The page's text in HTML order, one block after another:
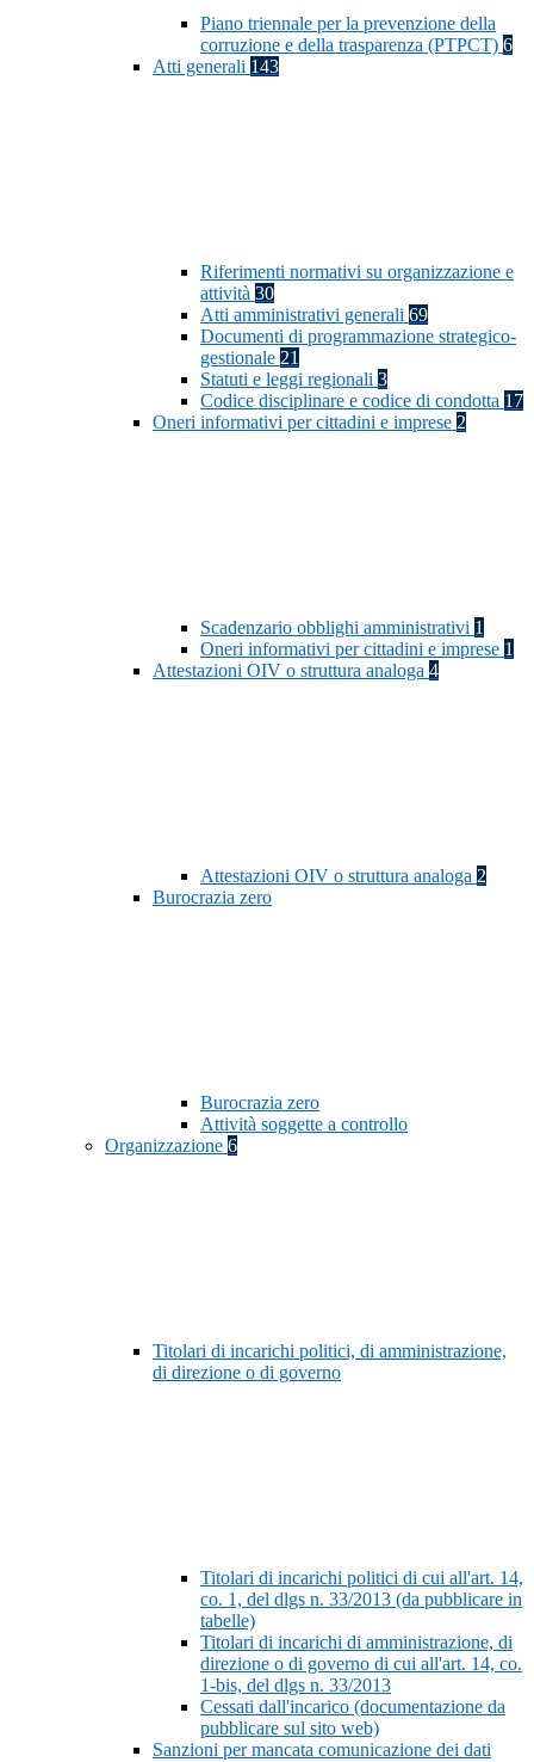
Piano triennale per la prevenzione della
corruzione e della trasparenza (PTPCT) 6
Atti generali 143
Riferimenti normativi su organizzazione e
attività 30
Atti amministrativi generali 69
Documenti di programmazione strategico-
gestionale 21
Statuti e leggi regionali 3
Codice disciplinare e codice di condotta 17
Oneri informativi per cittadini e imprese 2
Scadenzario obblighi amministrativi 1
Oneri informativi per cittadini e imprese 1
Attestazioni OIV o struttura analoga 4
Attestazioni OIV o struttura analoga 2
Burocrazia zero
Burocrazia zero
Attività soggette a controllo
Organizzazione 6
Titolari di incarichi politici, di amministrazione,
di direzione o di governo
Titolari di incarichi politici di cui all'art. 14,
co. 1, del dlgs n. 33/2013 (da pubblicare in
tabelle)
Titolari di incarichi di amministrazione, di
direzione o di governo di cui all'art. 14, co.
1-bis, del dlgs n. 33/2013
Cessati dall'incarico (documentazione da
pubblicare sul sito web)
Sanzioni per mancata comunicazione dei dati